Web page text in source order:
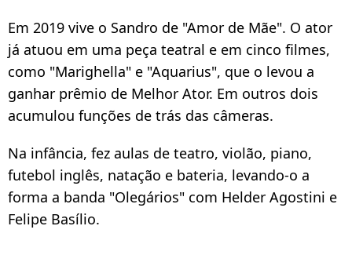
Em 2019 vive o Sandro de "Amor de Mãe". O ator
já atuou em uma peça teatral e em cinco filmes,
como "Marighella" e "Aquarius", que o levou a
ganhar prêmio de Melhor Ator. Em outros dois
acumulou funções de trás das câmeras.
Na infância, fez aulas de teatro, violão, piano,
futebol inglês, natação e bateria, levando-o a
forma a banda "Olegários" com Helder Agostini e
Felipe Basílio.